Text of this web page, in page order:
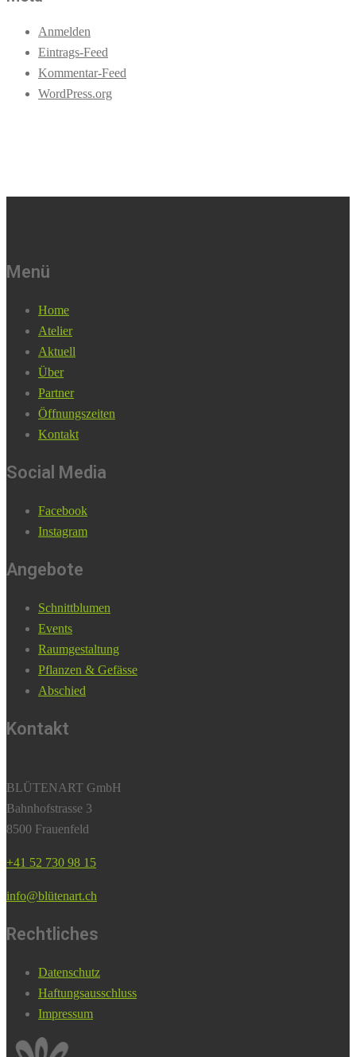
Anmelden
Eintrags-Feed
Kommentar-Feed
WordPress.org
Menü
Home
Atelier
Aktuell
Über
Partner
Öffnungszeiten
Kontakt
Social Media
Facebook
Instagram
Angebote
Schnittblumen
Events
Raumgestaltung
Pflanzen & Gefässe
Abschied
Kontakt
BLÜTENART GmbH
Bahnhofstrasse 3
8500 Frauenfeld
+41 52 730 98 15
info@blütenart.ch
Rechtliches
Datenschutz
Haftungsausschluss
Impressum